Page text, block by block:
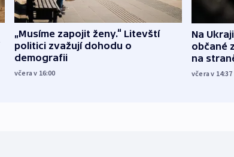
„Musíme zapojit ženy.“ Litevští
politici zvažují dohodu o
demografii
včera v 16:00
Na
občané
na
včera v 14:37